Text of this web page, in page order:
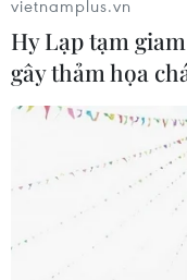
Giao tranh tại
chục dân thường
WTO: Cơ hội lớn
gia sâu hơn vào
vietnamplus.vn
Hy Lạp tạm
gây thảm họa